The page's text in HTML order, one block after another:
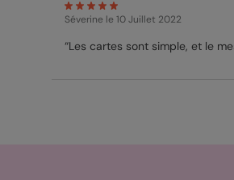
Séverine le 10 Juillet 2022
“Les cartes sont simple, et le